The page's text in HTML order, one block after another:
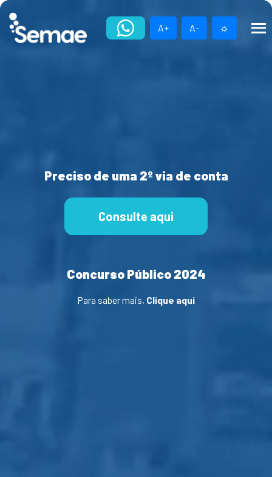
Skip
content
A+ A- ☼
Preciso de uma 2º via de conta
Consulte aqui
Concurso Público 2024
Para saber mais, Clique aqui